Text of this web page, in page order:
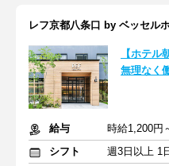
レフ京都八条口 by ベッセル
【ホテ
無理なく
給与
時給1,200円
シフト
週3日以上 1